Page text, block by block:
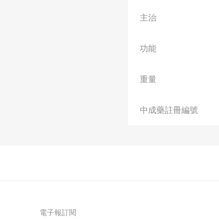
主治
功能
重量
中成藥註冊編號
電子報訂閱